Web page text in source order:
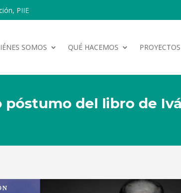
PIIE
SOMOS QUÉ HACEMOS PROYECTOS
póstumo del libro de